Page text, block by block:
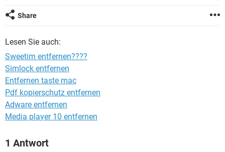
Share
Lesen Sie auch:
Sweetim entfernen????
Simlock entfernen
Entfernen taste mac
Pdf kopierschutz entfernen
Adware entfernen
Media player 10 entfernen
1 Antwort